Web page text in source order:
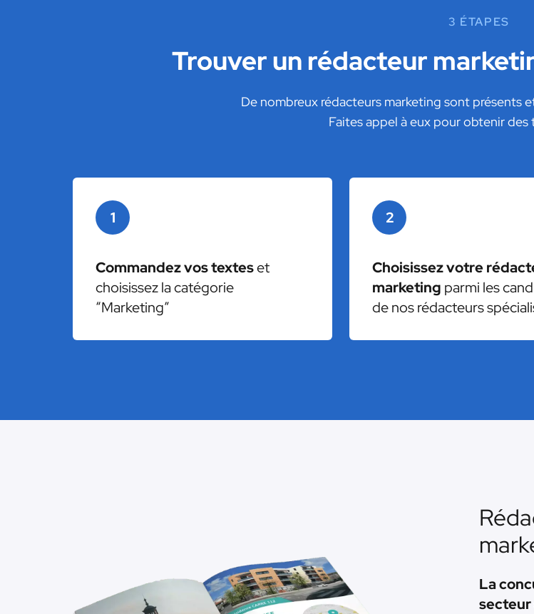
3 ÉTAPES
Trouver un rédacteur
De nombreux rédacteurs marketing sont présents
Faites appel à eux pour obtenir des
1
Commandez vos texteset
choisissez la catégorie
“Marketing”
2
Choisissez votre
marketing parmi les
de nos rédacteurs
La
secteur